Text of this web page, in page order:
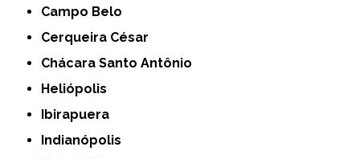
Campo Belo
Cerqueira César
Chácara Santo Antônio
Heliópolis
Ibirapuera
Indianópolis